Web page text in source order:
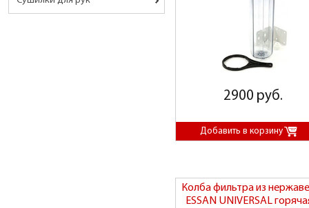
2900 руб.
Колба фильтра из
ESSAN UNIVERSAL